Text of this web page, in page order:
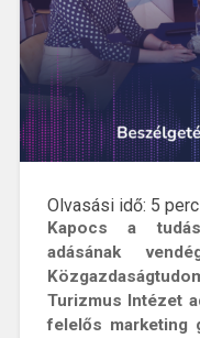
Olvasási idő: 5 perc
Kapocs a
adásának
Turizmus Intézet
felelős marketing